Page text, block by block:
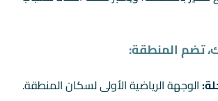
تضم المنطقة:
الوجهة الرياضية الأولى لسكان المنطقة.